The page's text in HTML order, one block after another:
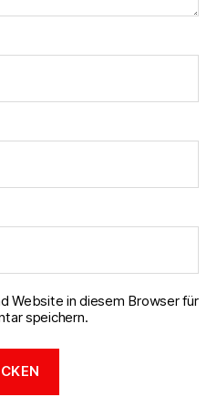
Website in diesem Browser für
speichern.